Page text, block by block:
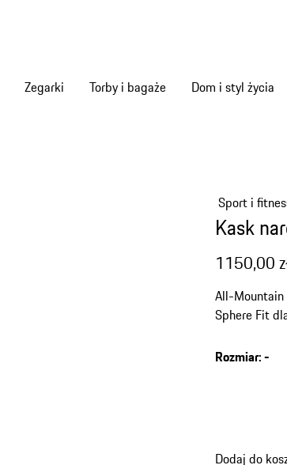
Zegarki Torby i bagaże Dom i styl życia
Sport i
Kask
1150,00
All-Mountain
Sphere Fit
Rozmiar:-
Dodaj do